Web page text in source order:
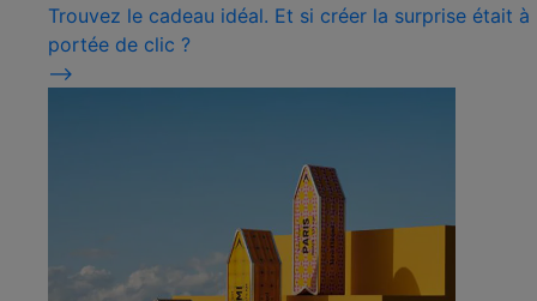
Trouvez le cadeau idéal. Et si créer la surprise était à
portée de clic ?
⟶